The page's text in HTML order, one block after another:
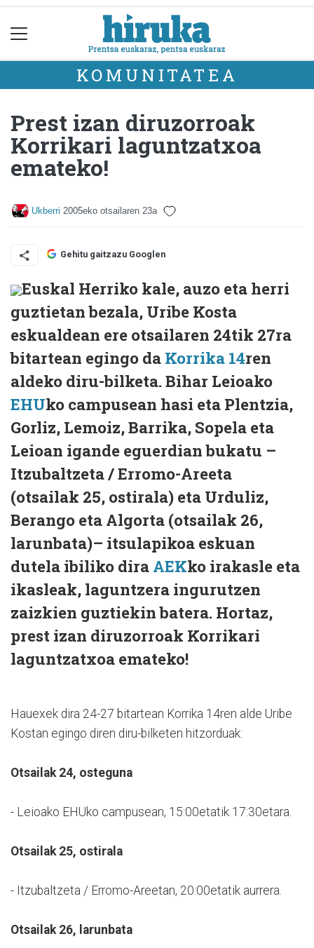
KOMUNITATEA
Prest izan diruzorroak
Korrikari laguntzatxoa
emateko!
Ukberri 2005eko otsailaren 23a
Gehitu gaitzazu Googlen
Euskal Herriko kale, auzo eta herri
guztietan bezala, Uribe Kosta
eskualdean ere otsailaren 24tik 27ra
bitartean egingo da Korrika 14ren
aldeko diru-bilketa. Bihar Leioako
EHUko campusean hasi eta Plentzia,
Gorliz, Lemoiz, Barrika, Sopela eta
Leioan igande eguerdian bukatu –
Itzubaltzeta / Erromo-Areeta
(otsailak 25, ostirala) eta Urduliz,
Berango eta Algorta (otsailak 26,
larunbata)– itsulapikoa eskuan
dutela ibiliko dira AEKko irakasle eta
ikasleak, laguntzera ingurutzen
zaizkien guztiekin batera. Hortaz,
prest izan diruzorroak Korrikari
laguntzatxoa emateko!
Hauexek dira 24-27 bitartean Korrika 14ren alde Uribe
Kostan egingo diren diru-bilketen hitzorduak:
Otsailak 24, osteguna
- Leioako EHUko campusean, 15:00etatik 17:30etara.
Otsailak 25, ostirala
- Itzubaltzeta / Erromo-Areetan, 20:00etatik aurrera.
Otsailak 26, larunbata